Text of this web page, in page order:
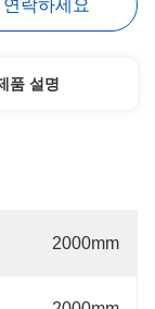
연락하세요
품 설명
2000mm